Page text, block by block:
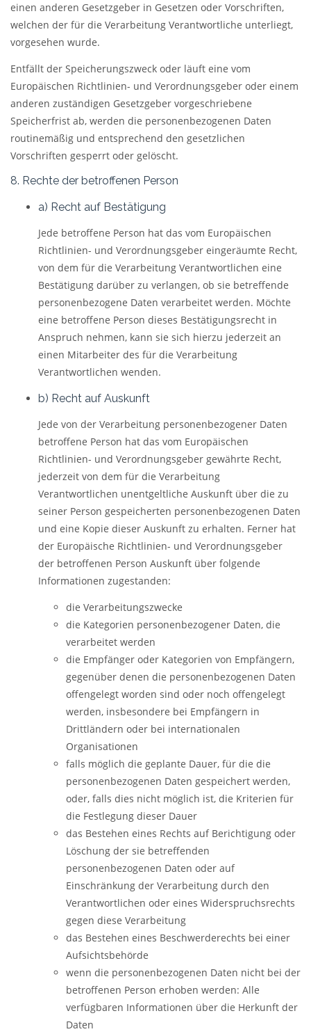
einen anderen Gesetzgeber in Gesetzen oder Vorschriften,
welchen der für die Verarbeitung Verantwortliche unterliegt,
vorgesehen wurde.
Entfällt der Speicherungszweck oder läuft eine vom
Europäischen Richtlinien- und Verordnungsgeber oder einem
anderen zuständigen Gesetzgeber vorgeschriebene
Speicherfrist ab, werden die personenbezogenen Daten
routinemäßig und entsprechend den gesetzlichen
Vorschriften gesperrt oder gelöscht.
8. Rechte der betroffenen Person
a) Recht auf Bestätigung
Jede betroffene Person hat das vom Europäischen
Richtlinien- und Verordnungsgeber eingeräumte Recht,
von dem für die Verarbeitung Verantwortlichen eine
Bestätigung darüber zu verlangen, ob sie betreffende
personenbezogene Daten verarbeitet werden. Möchte
eine betroffene Person dieses Bestätigungsrecht in
Anspruch nehmen, kann sie sich hierzu jederzeit an
einen Mitarbeiter des für die Verarbeitung
Verantwortlichen wenden.
b) Recht auf Auskunft
Jede von der Verarbeitung personenbezogener Daten
betroffene Person hat das vom Europäischen
Richtlinien- und Verordnungsgeber gewährte Recht,
jederzeit von dem für die Verarbeitung
Verantwortlichen unentgeltliche Auskunft über die zu
seiner Person gespeicherten personenbezogenen Daten
und eine Kopie dieser Auskunft zu erhalten. Ferner hat
der Europäische Richtlinien- und Verordnungsgeber
der betroffenen Person Auskunft über folgende
Informationen zugestanden:
die Verarbeitungszwecke
die Kategorien personenbezogener Daten, die
verarbeitet werden
die Empfänger oder Kategorien von Empfängern,
gegenüber denen die personenbezogenen Daten
offengelegt worden sind oder noch offengelegt
werden, insbesondere bei Empfängern in
Drittländern oder bei internationalen
Organisationen
falls möglich die geplante Dauer, für die die
personenbezogenen Daten gespeichert werden,
oder, falls dies nicht möglich ist, die Kriterien für
die Festlegung dieser Dauer
das Bestehen eines Rechts auf Berichtigung oder
Löschung der sie betreffenden
personenbezogenen Daten oder auf
Einschränkung der Verarbeitung durch den
Verantwortlichen oder eines Widerspruchsrechts
gegen diese Verarbeitung
das Bestehen eines Beschwerderechts bei einer
Aufsichtsbehörde
wenn die personenbezogenen Daten nicht bei der
betroffenen Person erhoben werden: Alle
verfügbaren Informationen über die Herkunft der
Daten